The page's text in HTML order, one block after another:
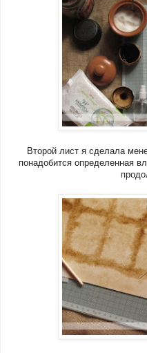
Второй лист я сделала
понадобится определенная